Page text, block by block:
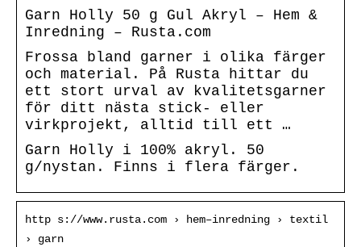
Garn Holly 50 g Gul Akryl – Hem &
Inredning – Rusta.com
Frossa bland garner i olika färger
och material. På Rusta hittar du
ett stort urval av kvalitetsgarner
för ditt nästa stick- eller
virkprojekt, alltid till ett …
Garn Holly i 100% akryl. 50
g/nystan. Finns i flera färger.
http s://www.rusta.com › hem–inredning › textil
› garn